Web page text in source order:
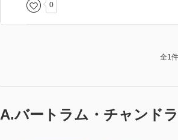
0
全1
A.バートラム・チャンド